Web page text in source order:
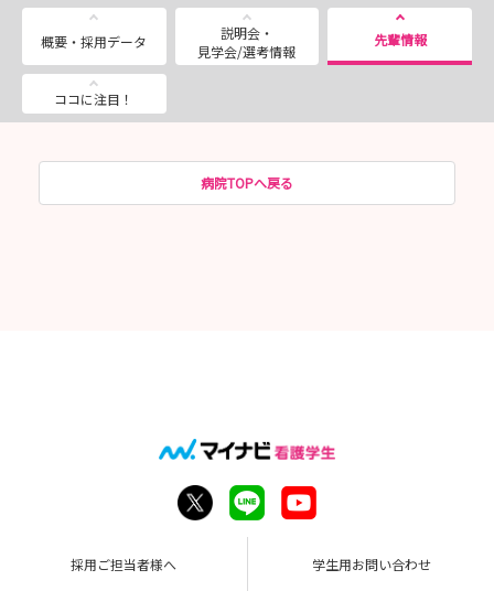
概要・採用データ
説明会・
見学会/選考情報
先輩情報
ココに注目！
病院TOPへ戻る
採用ご担当者様へ 学生用お問い合わせ